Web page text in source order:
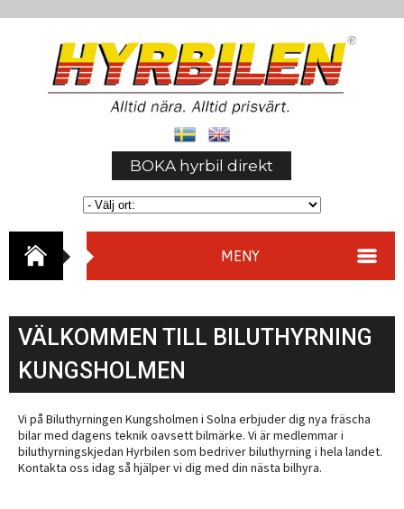
BOKA hyrbil direkt
MENY
VÄLKOMMEN TILL BILUTHYRNING
KUNGSHOLMEN
Vi på Biluthyrningen Kungsholmen i Solna erbjuder dig nya fräscha
bilar med dagens teknik oavsett bilmärke. Vi är medlemmar i
biluthyrningskjedan Hyrbilen som bedriver biluthyrning i hela landet.
Kontakta oss idag så hjälper vi dig med din nästa bilhyra.